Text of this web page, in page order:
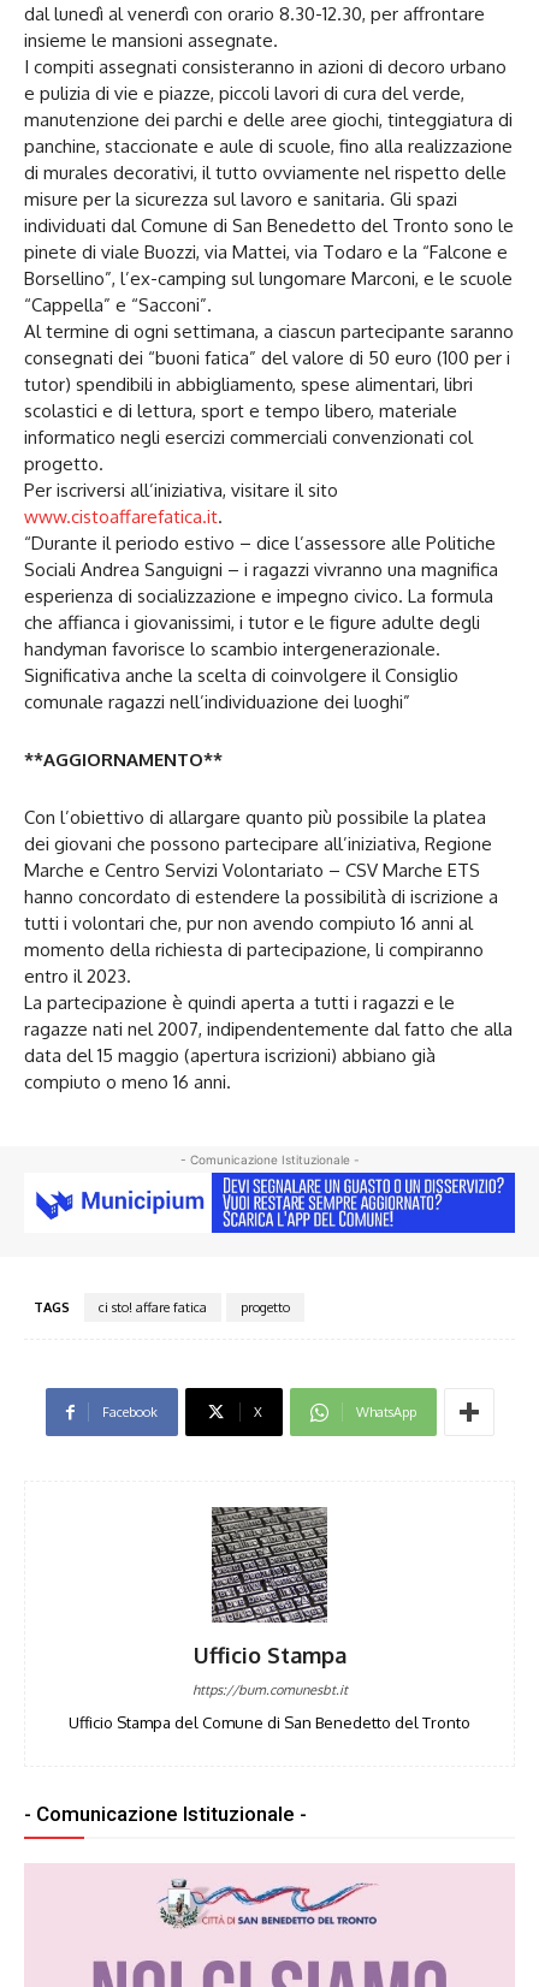
dal lunedì al venerdì con orario 8.30-12.30, per affrontare
insieme le mansioni assegnate.
I compiti assegnati consisteranno in azioni di decoro urbano
e pulizia di vie e piazze, piccoli lavori di cura del verde,
manutenzione dei parchi e delle aree giochi, tinteggiatura di
panchine, staccionate e aule di scuole, fino alla realizzazione
di murales decorativi, il tutto ovviamente nel rispetto delle
misure per la sicurezza sul lavoro e sanitaria. Gli spazi
individuati dal Comune di San Benedetto del Tronto sono le
pinete di viale Buozzi, via Mattei, via Todaro e la “Falcone e
Borsellino”, l’ex-camping sul lungomare Marconi, e le scuole
“Cappella” e “Sacconi”.
Al termine di ogni settimana, a ciascun partecipante saranno
consegnati dei “buoni fatica” del valore di 50 euro (100 per i
tutor) spendibili in abbigliamento, spese alimentari, libri
scolastici e di lettura, sport e tempo libero, materiale
informatico negli esercizi commerciali convenzionati col
progetto.
Per iscriversi all’iniziativa, visitare il sito
www.cistoaffarefatica.it.
“Durante il periodo estivo – dice l’assessore alle Politiche
Sociali Andrea Sanguigni – i ragazzi vivranno una magnifica
esperienza di socializzazione e impegno civico. La formula
che affianca i giovanissimi, i tutor e le figure adulte degli
handyman favorisce lo scambio intergenerazionale.
Significativa anche la scelta di coinvolgere il Consiglio
comunale ragazzi nell’individuazione dei luoghi”
**AGGIORNAMENTO**
Con l’obiettivo di allargare quanto più possibile la platea
dei giovani che possono partecipare all’iniziativa, Regione
Marche e Centro Servizi Volontariato – CSV Marche ETS
hanno concordato di estendere la possibilità di iscrizione a
tutti i volontari che, pur non avendo compiuto 16 anni al
momento della richiesta di partecipazione, li compiranno
entro il 2023.
La partecipazione è quindi aperta a tutti i ragazzi e le
ragazze nati nel 2007, indipendentemente dal fatto che alla
data del 15 maggio (apertura iscrizioni) abbiano già
compiuto o meno 16 anni.
- Comunicazione Istituzionale -
TAGS ci sto! affare fatica progetto
Facebook X WhatsApp
Ufficio Stampa
https://bum.comunesbt.it
Ufficio Stampa del Comune di San Benedetto del Tronto
- Comunicazione Istituzionale -